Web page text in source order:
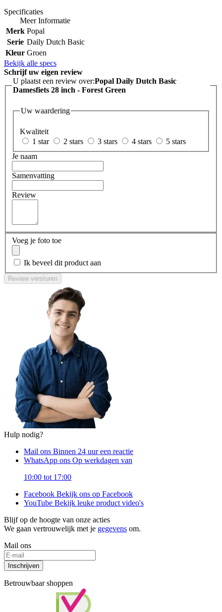
Specificaties
Meer Informatie
Merk Popal
Serie Daily Dutch Basic
Kleur Groen
Bekijk alle specs
Schrijf uw eigen review
U plaatst een review over:Popal Daily Dutch Basic
Damesfiets 28 inch - Forest Green
Uw waardering
Kwaliteit
1 star
2 stars 3 stars 4 stars
5 stars
Je naam
Samenvatting
Review
Voeg je foto toe
Ik beveel dit product aan
Review versturen
Hulp nodig?
Mail ons Binnen 24 uur een reactie
WhatsApp ons Op werkdagen van
10:00 tot 17:00
Facebook Bekijk ons op Facebook
YouTube Bekijk leuke product video's
Blijf op de hoogte van onze acties
We gaan vertrouwelijk met je gegevens om.
Mail ons
Inschrijven
Betrouwbaar shoppen